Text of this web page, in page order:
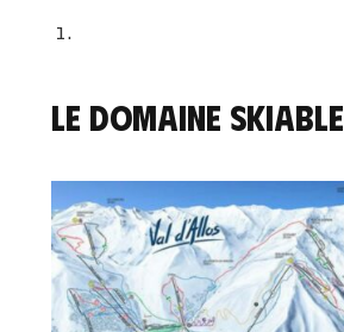
Le domaine skiable